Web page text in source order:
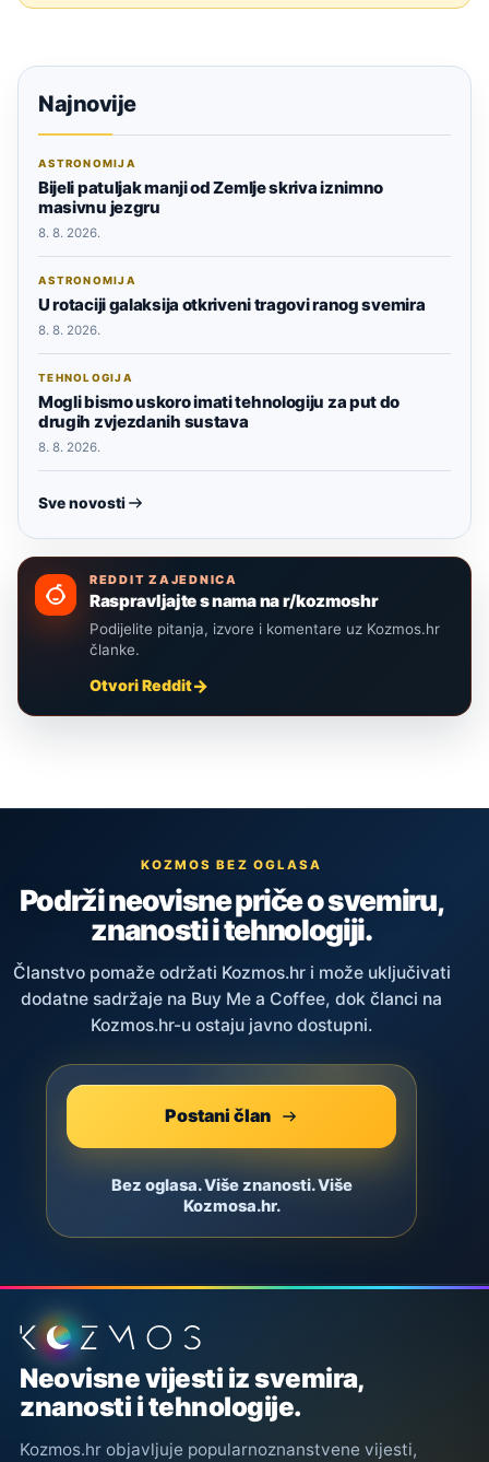
Najnovije
ASTRONOMIJA
Bijeli patuljak manji od Zemlje skriva iznimno
masivnu jezgru
8. 8. 2026.
ASTRONOMIJA
U rotaciji galaksija otkriveni tragovi ranog svemira
8. 8. 2026.
TEHNOLOGIJA
Mogli bismo uskoro imati tehnologiju za put do
drugih zvjezdanih sustava
8. 8. 2026.
Sve novosti
REDDIT ZAJEDNICA
Raspravljajte s nama na r/kozmoshr
Podijelite pitanja, izvore i komentare uz Kozmos.hr
članke.
Otvori Reddit
KOZMOS BEZ OGLASA
Podrži neovisne priče o svemiru,
znanosti i tehnologiji.
Članstvo pomaže održati Kozmos.hr i može uključivati
dodatne sadržaje na Buy Me a Coffee, dok članci na
Kozmos.hr-u ostaju javno dostupni.
Postani član
Bez oglasa. Više znanosti. Više
Kozmosa.hr.
Podnožje stranice
Neovisne vijesti iz svemira,
znanosti i tehnologije.
Kozmos.hr objavljuje popularnoznanstvene vijesti,